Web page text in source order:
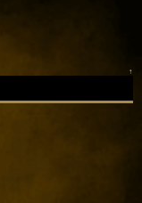
↑